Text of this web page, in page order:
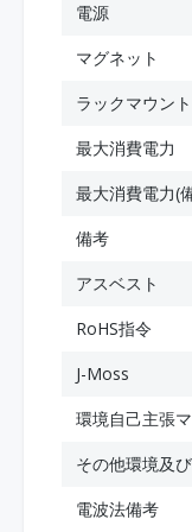
電源
マグネット
ラックマウン
最大消費電力
最大消費電力(
備考
アスベスト
RoHS指令
J-Moss
環境自己主張
その他環境及
電波法備考